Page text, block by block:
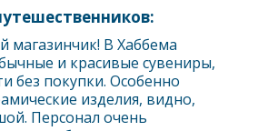
магазинчик! В Хаббема
и красивые сувениры,
без покупки. Особенно
изделия, видно,
Персонал очень